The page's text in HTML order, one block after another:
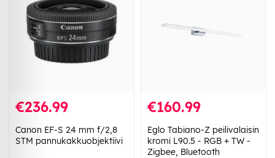
€236.99
Canon EF-S 24 mm f/2,8
STM pannukakkuobjektiivi
€160.99
Eglo Tabiano-Z peilivalaisin
kromi L90.5 - RGB + TW -
Zigbee, Bluetooth